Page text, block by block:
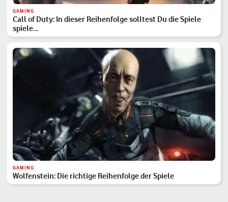
GAMING
Call of Duty: In dieser Reihenfolge solltest Du die Spiele
spiele…
GAMING
Wolfenstein: Die richtige Reihenfolge der Spiele